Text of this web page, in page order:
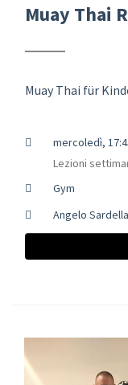
Muay Thai
Muay Thai für
mercoledì,
Lezioni
Gym
Angelo Sardella